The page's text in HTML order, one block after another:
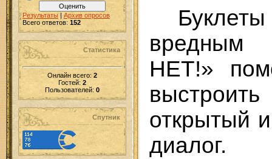
Результаты | Архив опросов
Всего ответов: 152
Статистика
Онлайн всего: 2
Гостей: 2
Пользователей: 0
Спутник
НЕТ!»
открытый
диалог.